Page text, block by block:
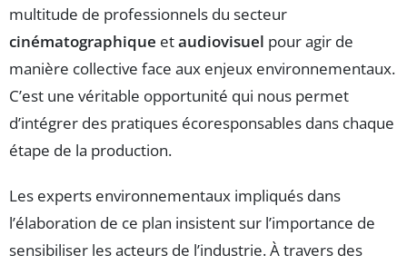
multitude de professionnels du secteur
cinématographique etaudiovisuel pour agir de
manière collective face aux enjeux environnementaux.
C’est une véritable opportunité qui nous permet
d’intégrer des pratiques écoresponsables dans chaque
étape de la production.
Les experts environnementaux impliqués dans
l’élaboration de ce plan insistent sur l’importance de
sensibiliser les acteurs de l’industrie. À travers des